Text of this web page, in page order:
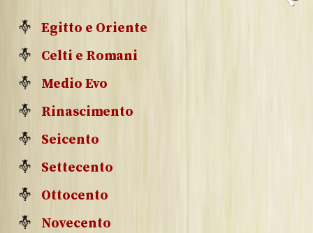
Egitto e Oriente
Celti e Romani
Medio Evo
Rinascimento
Seicento
Settecento
Ottocento
Novecento